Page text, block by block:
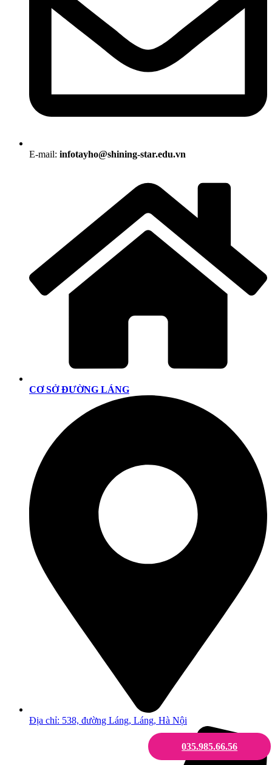
035.985.66.56
E-mail: infotayho@shining-star.edu.vn
CƠ SỞ ĐƯỜNG LÁNG
Địa chỉ: 538, đường Láng, Láng, Hà Nội